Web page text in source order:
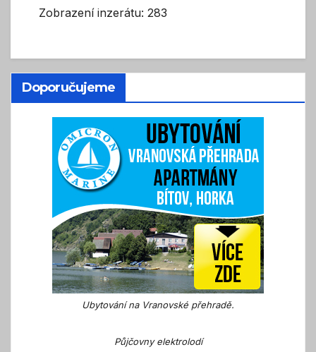
Zobrazení inzerátu: 283
Doporučujeme
Ubytování na Vranovské přehradě.
Půjčovny elektrolodí